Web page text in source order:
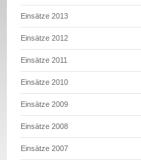
Einsätze 2013
Einsätze 2012
Einsätze 2011
Einsätze 2010
Einsätze 2009
Einsätze 2008
Einsätze 2007